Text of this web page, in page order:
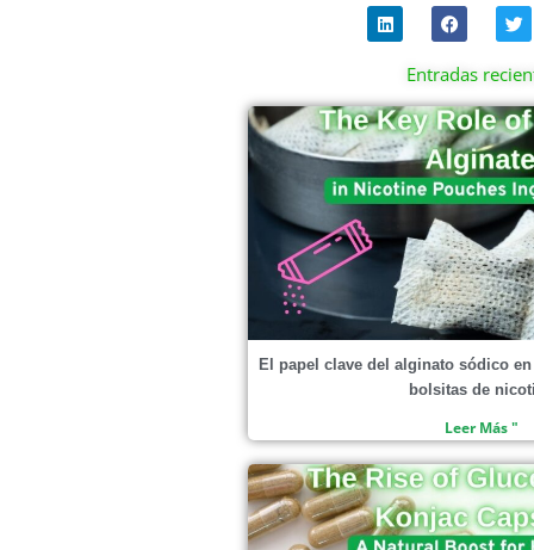
L
i
n
d
i
n
F
a
c
e
b
o
o
k
T
w
i
t
t
e
r
Entradas
El papel clave del alginato sódico
bolsitas de
Leer Más "
PáginaPáginaPágina